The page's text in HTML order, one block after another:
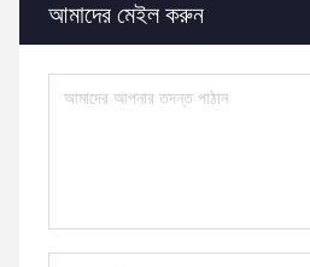
আমাদের মেইল ​​করুন